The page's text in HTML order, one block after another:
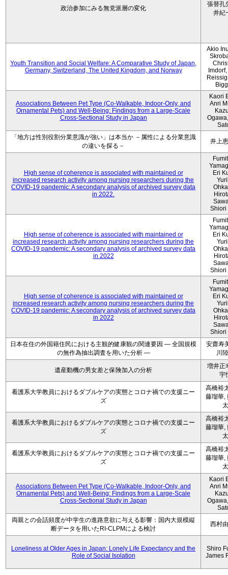
政治参加にみる無党派層の変化
張替孔
井紀
Youth Transition and Social Welfare: A Comparative Study of Japan,
Germany, Switzerland, The United Kingdom, and Norway
Akio
Associations Between Pet Type (Co-Walkable, Indoor-Only, and
Ornamental Pets) and Well-Being: Findings from a Large-Scale
Cross-Sectional Study in Japan
Kaori
Anri
「地方は性別役割分業意識が強い」は本当か －属性による分業意識
の違いを探る－
井上
High sense of coherence is associated with maintained or
increased research activity among nursing researchers during the
COVID-19 pandemic: A secondary analysis of archived survey data
in 2022.
Eri
Shiori
High sense of coherence is associated with maintained or
increased research activity among nursing researchers during the
COVID-19 pandemic: A secondary analysis of archived survey data
in 2022
Eri
Shiori
High sense of coherence is associated with maintained or
increased research activity among nursing researchers during the
COVID-19 pandemic: A secondary analysis of archived survey data
in 2022
Eri
Shiori
日本在住の外国籍住民における主観的健康観の関連要因 ― 全国規模
の無作為抽出調査を用いた分析 ―
安齋寿
川
遺産動機の男女差と保険加入の分析
増井正
宇
看護系大学教員におけるダブルケアの実態とコロナ禍での支援ニー
ズ
高橋裕
藤瑠華,
太
看護系大学教員におけるダブルケアの実態とコロナ禍での支援ニー
ズ
高橋裕
藤瑠華,
太
看護系大学教員におけるダブルケアの実態とコロナ禍での支援ニー
ズ
高橋裕
藤瑠華,
太
Associations Between Pet Type (Co-Walkable, Indoor-Only, and
Ornamental Pets) and Well-Being: Findings from a Large-Scale
Cross-Sectional Study in Japan
Kaori
Anri
両親との会話頻度が中学生の進路意欲に与える影響：国内大規模縦
断データを用いたRI-CLPMによる検討
西村
Loneliness at Older Ages in Japan: Lonely Life Expectancy and the
Role of Social Isolation
Shiro
James